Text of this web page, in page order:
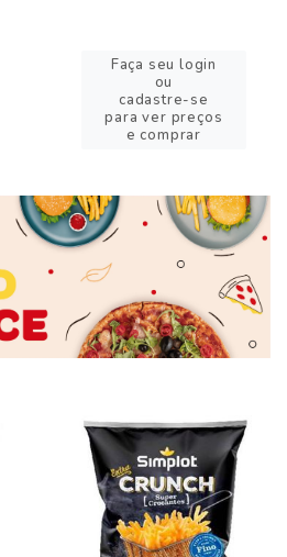
Faça seu login
ou
cadastre-se
para ver preços
e comprar